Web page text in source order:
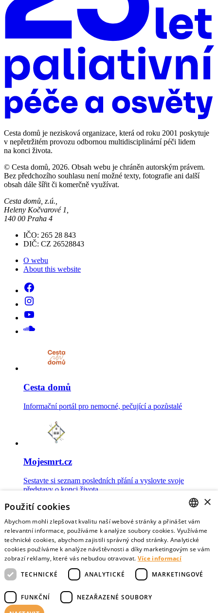
Cesta domů je nezisková organizace, která od roku 2001 poskytuje
v nepřetržitém provozu odbornou multidisciplinární péči lidem
na konci života.
© Cesta domů, 2026. Obsah webu je chráněn autorským právem.
Bez předchozího souhlasu není možné texty, fotografie ani další
obsah dále šířit či komerčně využívat.
Cesta domů, z.ú.,
Heleny Kočvarové 1,
140 00 Praha 4
IČO: 265 28 843
DIČ: CZ 26528843
O webu
About this website
Cesta domů
Informační portál pro nemocné, pečující a pozůstalé
Mojesmrt.cz
Sestavte si seznam posledních přání a vyslovte svoje
představy o konci života
Data o umírání
Nejnovější data o postojích veřejnosti a zdravotníků k umírání
CZECH
ENGLISH
×
Použití cookies
Abychom mohli zlepšovat kvalitu naší webové stránky a přinášet vám
relevantní informace, používáme k analýze soubory cookies. Využíváme
technické cookies, abychom zajistili správný chod stránky. Analytické
cookies používáme k analýze návštěvnosti a díky marketingovým se vám
zobrazí reklamy, které vás nebudou otravovat. Více informací
TECHNICKÉ
ANALYTICKÉ MARKETINGOVÉ
FUNKČNÍ NEZAŘAZENÉ SOUBORY